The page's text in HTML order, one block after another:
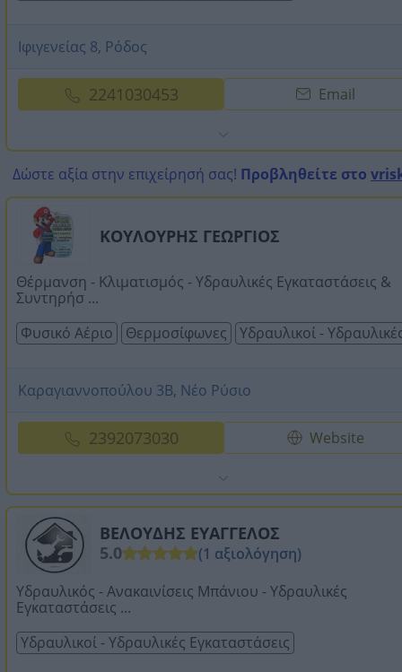
Ιφιγενείας 8, Ρόδος
2241030453 Email
Δώστε αξία στην επιχείρησή σας! Προβληθείτε στο
ΚΟΥΛΟΥΡΗΣ ΓΕΩΡΓΙΟΣ
Θέρμανση - Κλιματισμός - Υδραυλικές Εγκαταστάσεις &
Συντηρήσ ...
Φυσικό Αέριο
Θερμοσίφωνες Υδραυλικοί -
Καραγιαννοπούλου 3Β, Νέο Ρύσιο
2392073030 Website
ΒΕΛΟΥΔΗΣ ΕΥΑΓΓΕΛΟΣ
5.0
(1 αξιολόγηση)
Υδραυλικός - Ανακαινίσεις Μπάνιου - Υδραυλικές
Εγκαταστάσεις ...
Υδραυλικοί - Υδραυλικές Εγκαταστάσεις